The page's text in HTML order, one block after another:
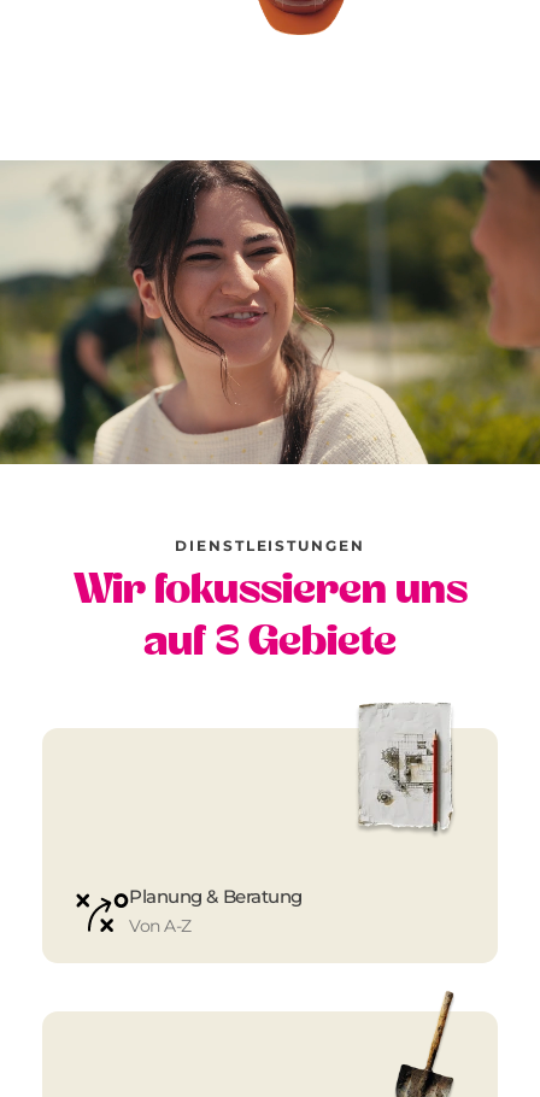
DIENSTLEISTUNGEN
Wir fokussieren uns
auf 3 Gebiete
Planung & Beratung
Von A-Z